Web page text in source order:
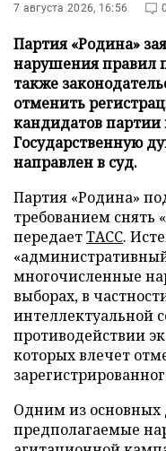
7 августа 2026, 16:56 0
Партия «Родина»
нарушения правил
также
отменить
кандидатов партии
Государственную
направлен в суд.
Партия «Родина»
требованием снять
передаетТАСС.
многочисленные
выборах, в
интеллектуальной
противодействии
которых влечет
Одним из основных
предполагаемые